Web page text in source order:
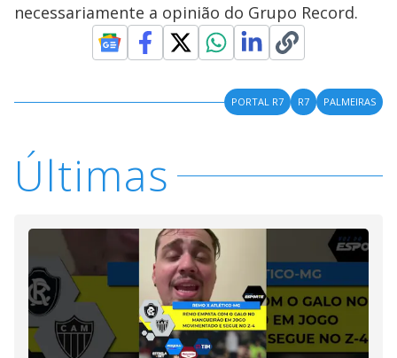
necessariamente a opinião do Grupo Record.
PORTAL R7 R7 PALMEIRAS
Últimas